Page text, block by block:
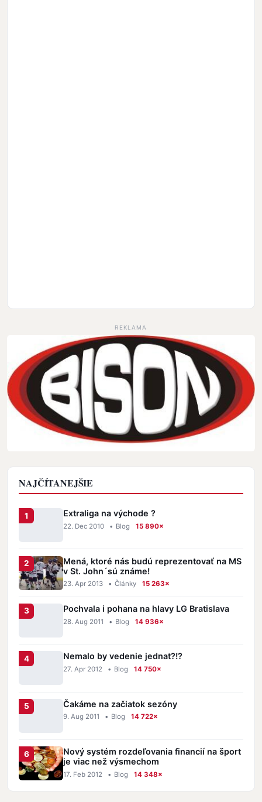
REKLAMA
NAJČÍTANEJŠIE
Extraliga na východe ?
22. Dec 2010 • Blog 15 890×
Mená, ktoré nás budú reprezentovať na MS
v St. John´sú známe!
23. Apr 2013 • Články 15 263×
Pochvala i pohana na hlavy LG Bratislava
28. Aug 2011 • Blog 14 936×
Nemalo by vedenie jednat?!?
27. Apr 2012 • Blog 14 750×
Čakáme na začiatok sezóny
9. Aug 2011 • Blog 14 722×
Nový systém rozdeľovania financií na šport
je viac než výsmechom
17. Feb 2012 • Blog 14 348×